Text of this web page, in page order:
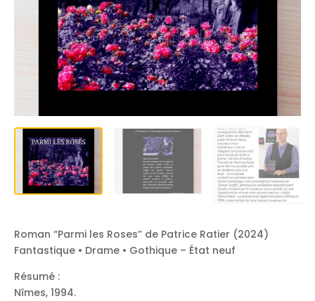
Roman “Parmi les Roses” de Patrice Ratier (2024)
Fantastique • Drame • Gothique – État neuf
Résumé :
Nîmes, 1994.